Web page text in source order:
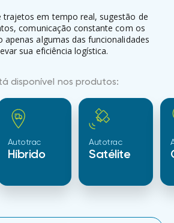
trajetos em tempo real, sugestão de
comunicação constante com os
algumas das funcionalidades
sua eficiência logística.
disponível nos produtos:
Autotrac
Híbrido
Autotrac
Satélite